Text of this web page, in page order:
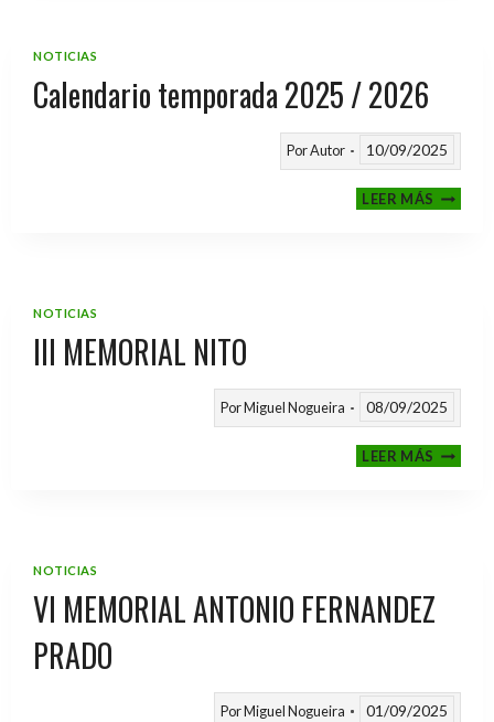
NOTICIAS
Calendario temporada 2025 / 2026
PorAutor 10/09/2025
LEER MÁS
NOTICIAS
III MEMORIAL NITO
PorMiguel Nogueira 08/09/2025
LEER MÁSIII
NOTICIAS
VI MEMORIAL ANTONIO FERNANDEZ
PRADO
PorMiguel Nogueira 01/09/2025